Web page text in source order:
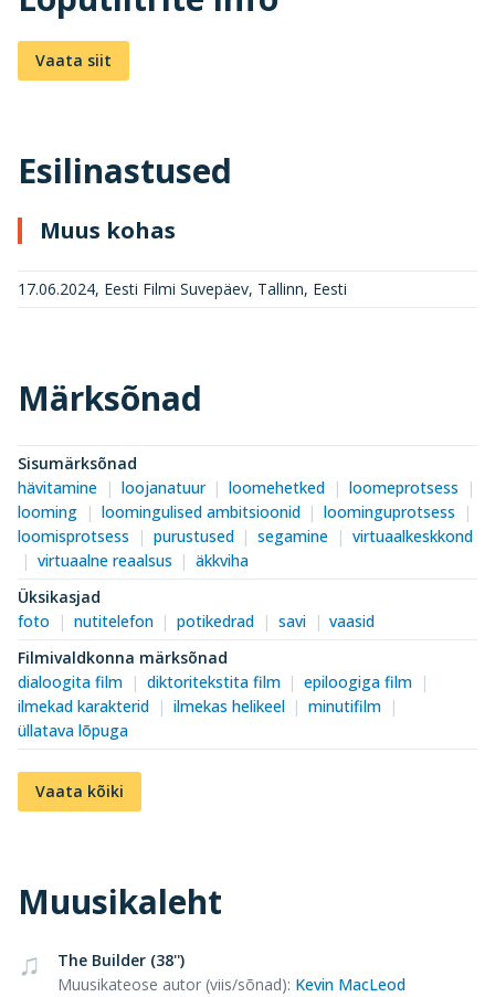
Vaata siit
Esilinastused
Muus kohas
17.06.2024, Eesti Filmi Suvepäev, Tallinn, Eesti
Märksõnad
Sisumärksõnad
hävitamine
loojanatuur loomehetked
loomeprotsess
looming
loomingulised ambitsioonid
loominguprotsess
loomisprotsess
purustused segamine
virtuaalkeskkond
virtuaalne reaalsus
äkkviha
Üksikasjad
foto
nutitelefon potikedrad savi
vaasid
Filmivaldkonna märksõnad
dialoogita film
diktoritekstita film
epiloogiga film
ilmekad karakterid
ilmekas helikeel
minutifilm
üllatava lõpuga
Vaata kõiki
Muusikaleht
The Builder (38'')
Muusikateose autor (viis/sõnad): Kevin MacLeod